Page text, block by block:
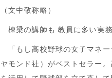
（文中敬称略）
棟梁の講師も 教員に多い実
「もし高校野球の女子マネー
ヤモンド社）がベストセラー